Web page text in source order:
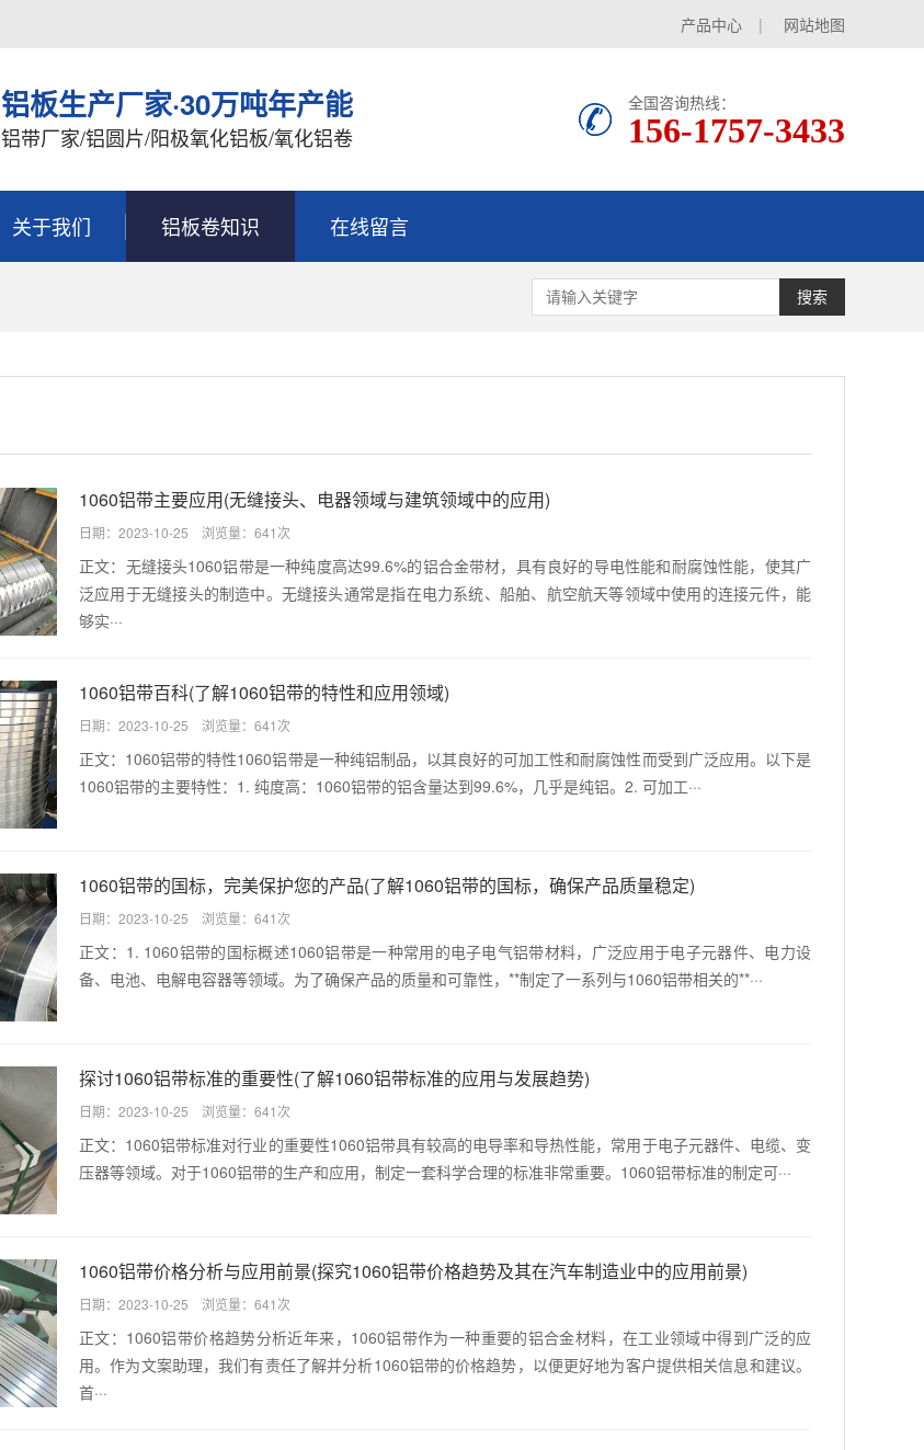
产品中心 | 网站地图
铝板生产厂家·30万吨年产能
铝带厂家/铝圆片/阳极氧化铝板/氧化铝卷
全国咨询热线：
156-1757-3433
关于我们 铝板卷知识 在线留言
搜索
1060铝带主要应用(无缝接头、电器领域与建筑领域中的应用)
日期：2023-10-25 浏览量：641次
正文：无缝接头1060铝带是一种纯度高达99.6%的铝合金带材，具有良好的导电性能和耐腐蚀性能，使其广
泛应用于无缝接头的制造中。无缝接头通常是指在电力系统、船舶、航空航天等领域中使用的连接元件，能
够实···
1060铝带百科(了解1060铝带的特性和应用领域)
日期：2023-10-25 浏览量：641次
正文：1060铝带的特性1060铝带是一种纯铝制品，以其良好的可加工性和耐腐蚀性而受到广泛应用。以下是
1060铝带的主要特性：1. 纯度高：1060铝带的铝含量达到99.6%，几乎是纯铝。2. 可加工···
1060铝带的国标，完美保护您的产品(了解1060铝带的国标，确保产品质量稳定)
日期：2023-10-25 浏览量：641次
正文：1. 1060铝带的国标概述1060铝带是一种常用的电子电气铝带材料，广泛应用于电子元器件、电力设
备、电池、电解电容器等领域。为了确保产品的质量和可靠性，**制定了一系列与1060铝带相关的**···
探讨1060铝带标准的重要性(了解1060铝带标准的应用与发展趋势)
日期：2023-10-25 浏览量：641次
正文：1060铝带标准对行业的重要性1060铝带具有较高的电导率和导热性能，常用于电子元器件、电缆、变
压器等领域。对于1060铝带的生产和应用，制定一套科学合理的标准非常重要。1060铝带标准的制定可···
1060铝带价格分析与应用前景(探究1060铝带价格趋势及其在汽车制造业中的应用前景)
日期：2023-10-25 浏览量：641次
正文：1060铝带价格趋势分析近年来，1060铝带作为一种重要的铝合金材料，在工业领域中得到广泛的应
用。作为文案助理，我们有责任了解并分析1060铝带的价格趋势，以便更好地为客户提供相关信息和建议。
首···